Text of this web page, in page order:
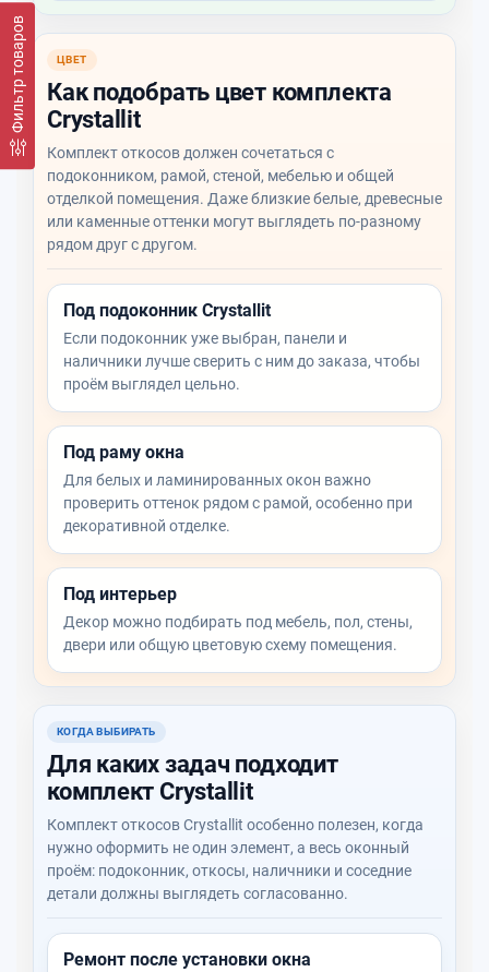
Фильтр товаров ЦВЕТ
Как подобрать цвет комплекта
Crystallit
Комплект откосов должен сочетаться с
подоконником, рамой, стеной, мебелью и общей
отделкой помещения. Даже близкие белые, древесные
или каменные оттенки могут выглядеть по-разному
рядом друг с другом.
Под подоконник Crystallit
Если подоконник уже выбран, панели и
наличники лучше сверить с ним до заказа, чтобы
проём выглядел цельно.
Под раму окна
Для белых и ламинированных окон важно
проверить оттенок рядом с рамой, особенно при
декоративной отделке.
Под интерьер
Декор можно подбирать под мебель, пол, стены,
двери или общую цветовую схему помещения.
КОГДА ВЫБИРАТЬ
Для каких задач подходит
комплект Crystallit
Комплект откосов Crystallit особенно полезен, когда
нужно оформить не один элемент, а весь оконный
проём: подоконник, откосы, наличники и соседние
детали должны выглядеть согласованно.
Ремонт после установки окна